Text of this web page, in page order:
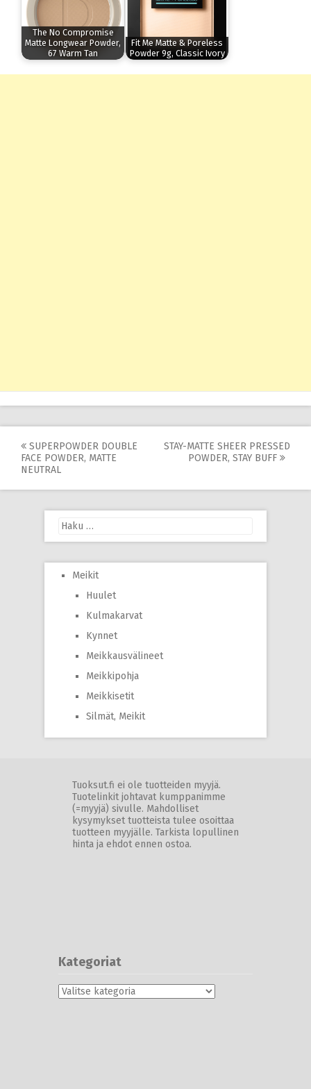
The No Compromise
Matte Longwear Powder,
67 Warm Tan
Fit Me Matte & Poreless
Powder 9g, Classic Ivory
Post
navigation
SUPERPOWDER DOUBLE
FACE POWDER, MATTE
NEUTRAL
STAY-MATTE SHEER PRESSED
POWDER, STAY BUFF
Haku:
Meikit
Huulet
Kulmakarvat
Kynnet
Meikkausvälineet
Meikkipohja
Meikkisetit
Silmät, Meikit
Tuoksut.fi ei ole tuotteiden myyjä.
Tuotelinkit johtavat kumppanimme
(=myyjä) sivulle. Mahdolliset
kysymykset tuotteista tulee osoittaa
tuotteen myyjälle. Tarkista lopullinen
hinta ja ehdot ennen ostoa.
Kategoriat
Kategoriat